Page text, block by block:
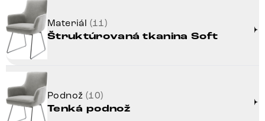
Materiál (11)
Štruktúrovaná tkanina Soft
Podnož (10)
Tenká podnož